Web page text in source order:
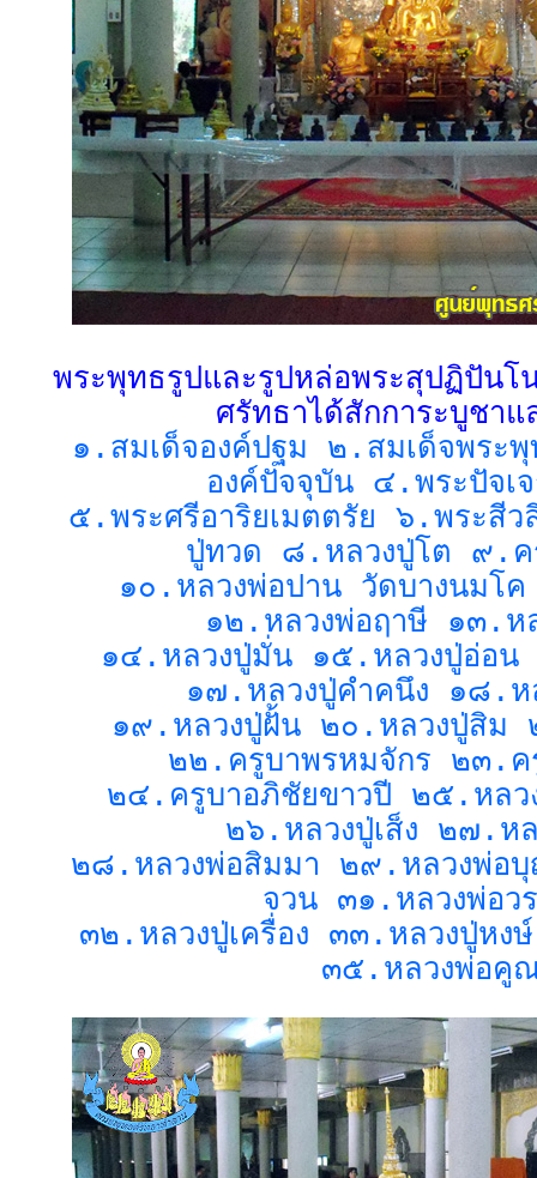
พระพุทธรูปและรูปหล่อพระสุปฏิปัน
ศรัทธาได้สักการะบูชาแ
๑.สมเด็จองค์ปฐม ๒.สมเด็จพระ
องค์ปัจจุบัน ๔.พระปัจเจ
๕.พระศรีอาริยเมตตรัย ๖.พระสีว
ปู่ทวด ๘.หลวงปู่โต ๙.ค
๑๐.หลวงพ่อปาน วัดบางนมโ
๑๒.หลวงพ่อฤาษี ๑๓.หล
๑๔.หลวงปู่มั่น ๑๕.หลวงปู่อ่อน
๑๗.หลวงปู่คำคนึง ๑๘.ห
๑๙.หลวงปู่ฝั้น ๒๐.หลวงปู่สิม
๒๒.ครูบาพรหมจักร ๒๓.ค
๒๔.ครูบาอภิชัยขาวปี ๒๕.หลว
๒๖.หลวงปู่เส็ง ๒๗.หล
๒๘.หลวงพ่อสิมมา ๒๙.หลวงพ่อ
จวน ๓๑.หลวงพ่อว
๓๒.หลวงปู่เครื่อง ๓๓.หลวงปู่ห
๓๕.หลวงพ่อคู